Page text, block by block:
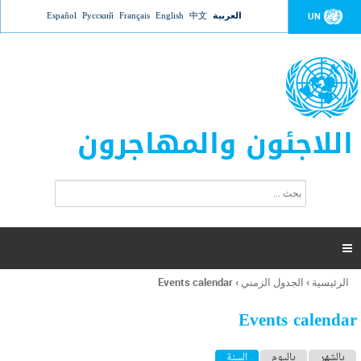
Jump to navigation UN العربية 中文
English
Français
Русский
Español
اللاجئون والمهاجرون
ت
ر
ل
ح
ب

أنت
هنا
الرئيسية › الجدول الزمني ›
Events calendar
Events calendar